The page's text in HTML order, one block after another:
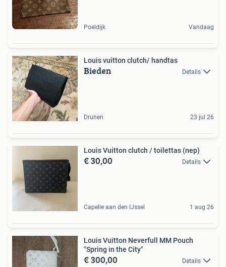
Poeldijk Vandaag
Louis vuitton clutch/ handtas
Bieden Details
Drunen 23 jul 26
Louis Vuitton clutch / toilettas (nep)
€ 30,00 Details
Capelle aan den IJssel 1 aug 26
Louis Vuitton Neverfull MM Pouch
"Spring in the City"
€ 300,00 Details